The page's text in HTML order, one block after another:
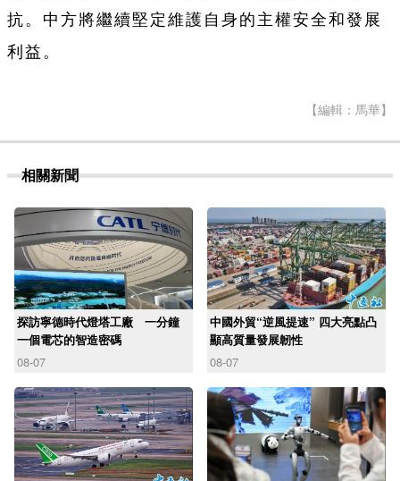
抗。中方將繼續堅定維護自身的主權安全和發展
利益。
【編輯：馬華】
相關新聞
探訪寧德時代燈塔工廠 一分鐘
一個電芯的智造密碼
08-07
中國外貿“逆風提速” 四大亮點凸
顯高質量發展韌性
08-07